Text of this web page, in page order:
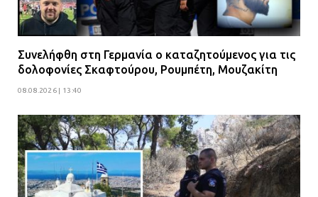
Ομαδικός βιασμός 19χρονης στο
Α.Τ. Ομονοίας: Ο Εισαγγελέας
πρότεινε την αθώωση των
αστυνομικών
08.07.2026 | 16:24
Ο δήμαρχος Μάνδρας δώρισε όλους
τους μισθούς του 2025 στο Θριάσιο
για μηχάνημα καρδιολογικών
επεμβάσεων
08.07.2026 | 15:02
Συνελήφθη στη Γερμανία ο καταζητούμενος για τις
δολοφονίες Σκαφτούρου, Ρουμπέτη, Μουζακίτη
08.08.2026 | 13:40